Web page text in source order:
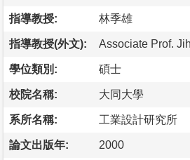
指導教授: 林季雄
指導教授(外文): Associate Prof.
學位類別: 碩士
校院名稱: 大同大學
系所名稱: 工業設計研究所
論文出版年: 2000